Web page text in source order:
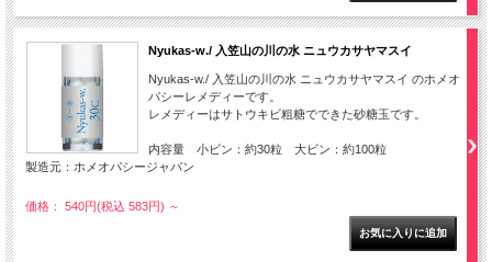
Nyukas-w./ 入笠山の川の水 ニュウカサヤマスイ
Nyukas-w./ 入笠山の川の水 ニュウカサヤマスイ のホメオ
パシーレメディーです。
レメディーはサトウキビ粗糖でできた砂糖玉です。
内容量 小ビン：約30粒 大ビン：約100粒
製造元：ホメオパシージャパン
価格： 540円(税込 583円) ～